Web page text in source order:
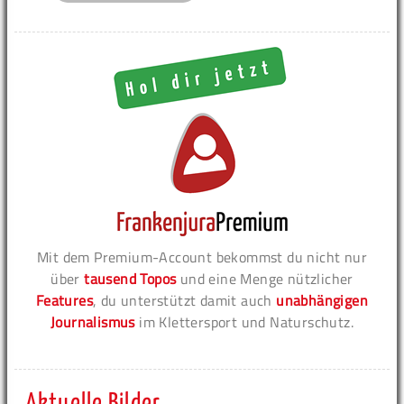
Mit dem Premium-Account bekommst du nicht nur
übertausend Toposund eine Menge nützlicher
Features, du unterstützt damit auch unabhängigen
Journalismusim Klettersport und Naturschutz.